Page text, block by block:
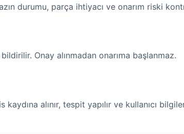
durumu, parça ihtiyacı ve onarım riski
Onay alınmadan onarıma başlanmaz.
alınır, tespit yapılır ve kullanıcı